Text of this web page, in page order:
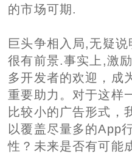
的市场可期.
巨头争相入局,无疑
很有前景.事实上,激
多开发者的欢迎，成
重要助力。对于这样
比较小的广告形式，
以覆盖尽量多的App
性？未来是否有可能